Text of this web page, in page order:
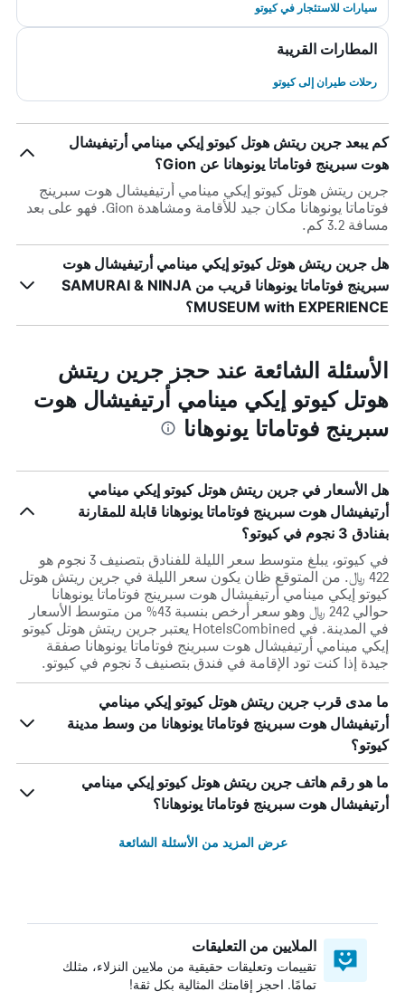
سيارات للاستئجار في كيوتو
المطارات القريبة
رحلات طيران إلى كيوتو
كم يبعد جرين ريتش هوتل كيوتو إيكي مينامي أرتيفيشال
هوت سبرينج فوتاماتا يونوهانا عن Gion؟
جرين ريتش هوتل كيوتو إيكي مينامي أرتيفيشال هوت سبرينج
فوتاماتا يونوهانا مكان جيد للأقامة ومشاهدة Gion. فهو على بعد
مسافة 3.2 كم.
هل جرين ريتش هوتل كيوتو إيكي مينامي أرتيفيشال هوت
سبرينج فوتاماتا يونوهانا قريب من SAMURAI & NINJA
MUSEUM with EXPERIENCE؟
الأسئلة الشائعة عند حجز جرين ريتش
هوتل كيوتو إيكي مينامي أرتيفيشال هوت
سبرينج فوتاماتا يونوهانا
هل الأسعار في جرين ريتش هوتل كيوتو إيكي مينامي
أرتيفيشال هوت سبرينج فوتاماتا يونوهانا قابلة للمقارنة
بفنادق 3 نجوم في كيوتو؟
في كيوتو، يبلغ متوسط ​​سعر الليلة للفنادق بتصنيف 3 نجوم هو
422 ﷼. من المتوقع ظان يكون سعر الليلة في جرين ريتش هوتل
كيوتو إيكي مينامي أرتيفيشال هوت سبرينج فوتاماتا يونوهانا
حوالي 242 ﷼ وهو سعر أرخص بنسبة 43% من متوسط الأسعار
في المدينة. في HotelsCombined يعتبر جرين ريتش هوتل كيوتو
إيكي مينامي أرتيفيشال هوت سبرينج فوتاماتا يونوهانا صفقة
جيدة إذا كنت تود الإقامة في فندق بتصنيف 3 نجوم في كيوتو.
ما مدى قرب جرين ريتش هوتل كيوتو إيكي مينامي
أرتيفيشال هوت سبرينج فوتاماتا يونوهانا من وسط مدينة
كيوتو؟
ما هو رقم هاتف جرين ريتش هوتل كيوتو إيكي مينامي
أرتيفيشال هوت سبرينج فوتاماتا يونوهانا؟
عرض المزيد من الأسئلة الشائعة
الملايين من التعليقات
تقييمات وتعليقات حقيقية من ملايين النزلاء، مثلك
تمامًا. احجز إقامتك المثالية بكل ثقة!